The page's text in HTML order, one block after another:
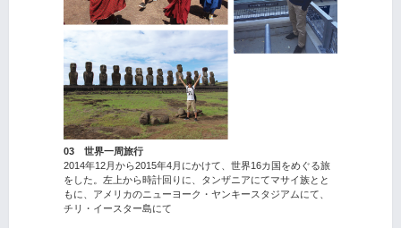
03 世界一周旅行
2014年12月から2015年4月にかけて、世界16カ国をめぐる旅
をした。左上から時計回りに、タンザニアにてマサイ族とと
もに、アメリカのニューヨーク・ヤンキースタジアムにて、
チリ・イースター島にて